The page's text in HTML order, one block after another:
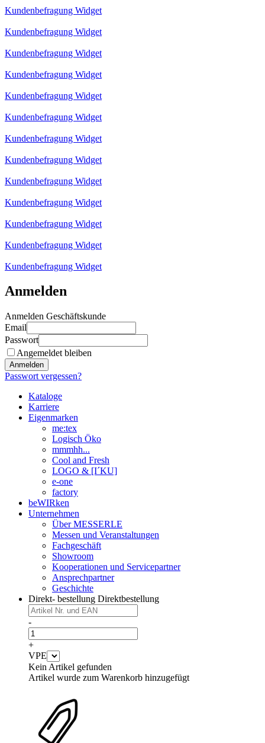
Kundenbefragung Widget
Kundenbefragung Widget
Kundenbefragung Widget
Kundenbefragung Widget
Kundenbefragung Widget
Kundenbefragung Widget
Kundenbefragung Widget
Kundenbefragung Widget
Kundenbefragung Widget
Kundenbefragung Widget
Kundenbefragung Widget
Kundenbefragung Widget
Kundenbefragung Widget
Anmelden
Anmelden Geschäftskunde
Email
Passwort
Angemeldet bleiben
Anmelden
Passwort vergessen?
Kataloge
Karriere
Eigenmarken
me:tex
Logisch Öko
mmmhh...
Cool and Fresh
LOGO & [I´KU]
e-one
factory
beWIRken
Unternehmen
Über MESSERLE
Messen und Veranstaltungen
Fachgeschäft
Showroom
Kooperationen und Servicepartner
Ansprechpartner
Geschichte
Direkt- bestellung Direktbestellung
-
+
VPE
Kein Artikel gefunden
Artikel wurde zum Warenkorb hinzugefügt